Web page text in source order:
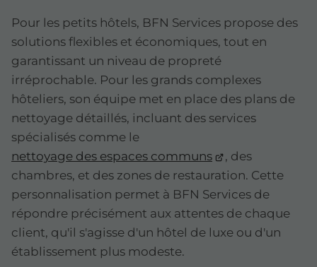
Pour les petits hôtels, BFN Services propose des
solutions flexibles et économiques, tout en
garantissant un niveau de propreté
irréprochable. Pour les grands complexes
hôteliers, son équipe met en place des plans de
nettoyage détaillés, incluant des services
spécialisés comme le
nettoyage des espaces communs
, des
chambres, et des zones de restauration. Cette
personnalisation permet à BFN Services de
répondre précisément aux attentes de chaque
client, qu'il s'agisse d'un hôtel de luxe ou d'un
établissement plus modeste.